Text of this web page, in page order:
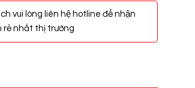
vui lòng liên hệ hotline để nhận
rẻ nhất thị trường